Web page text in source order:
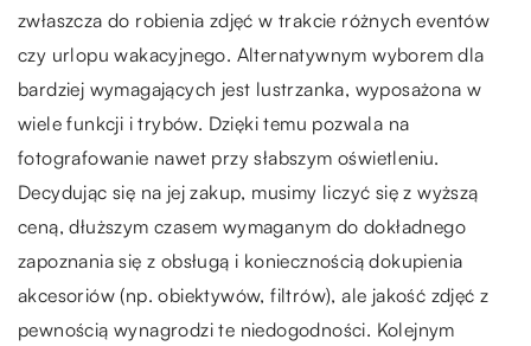
zwłaszcza do robienia zdjęć w trakcie różnych eventów
czy urlopu wakacyjnego. Alternatywnym wyborem dla
bardziej wymagających jest lustrzanka, wyposażona w
wiele funkcji i trybów. Dzięki temu pozwala na
fotografowanie nawet przy słabszym oświetleniu.
Decydując się na jej zakup, musimy liczyć się z wyższą
ceną, dłuższym czasem wymaganym do dokładnego
zapoznania się z obsługą i koniecznością dokupienia
akcesoriów (np. obiektywów, filtrów), ale jakość zdjęć z
pewnością wynagrodzi te niedogodności. Kolejnym